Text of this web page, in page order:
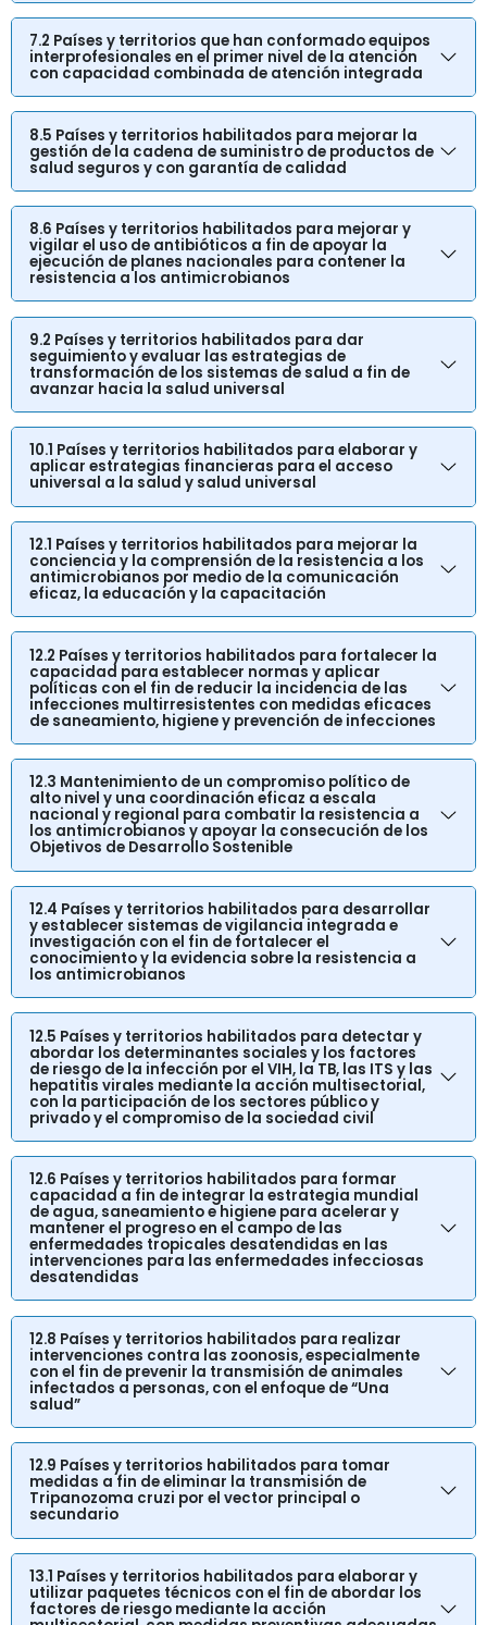
7.2 Países y territorios que han conformado equipos
interprofesionales en el primer nivel de la atención
con capacidad combinada de atención integrada
8.5 Países y territorios habilitados para mejorar la
gestión de la cadena de suministro de productos de
salud seguros y con garantía de calidad
8.6 Países y territorios habilitados para mejorar y
vigilar el uso de antibióticos a fin de apoyar la
ejecución de planes nacionales para contener la
resistencia a los antimicrobianos
9.2 Países y territorios habilitados para dar
seguimiento y evaluar las estrategias de
transformación de los sistemas de salud a fin de
avanzar hacia la salud universal
10.1 Países y territorios habilitados para elaborar y
aplicar estrategias financieras para el acceso
universal a la salud y salud universal
12.1 Países y territorios habilitados para mejorar la
conciencia y la comprensión de la resistencia a los
antimicrobianos por medio de la comunicación
eficaz, la educación y la capacitación
12.2 Países y territorios habilitados para fortalecer la
capacidad para establecer normas y aplicar
políticas con el fin de reducir la incidencia de las
infecciones multirresistentes con medidas eficaces
de saneamiento, higiene y prevención de infecciones
12.3 Mantenimiento de un compromiso político de
alto nivel y una coordinación eficaz a escala
nacional y regional para combatir la resistencia a
los antimicrobianos y apoyar la consecución de los
Objetivos de Desarrollo Sostenible
12.4 Países y territorios habilitados para desarrollar
y establecer sistemas de vigilancia integrada e
investigación con el fin de fortalecer el
conocimiento y la evidencia sobre la resistencia a
los antimicrobianos
12.5 Países y territorios habilitados para detectar y
abordar los determinantes sociales y los factores
de riesgo de la infección por el VIH, la TB, las ITS y las
hepatitis virales mediante la acción multisectorial,
con la participación de los sectores público y
privado y el compromiso de la sociedad civil
12.6 Países y territorios habilitados para formar
capacidad a fin de integrar la estrategia mundial
de agua, saneamiento e higiene para acelerar y
mantener el progreso en el campo de las
enfermedades tropicales desatendidas en las
intervenciones para las enfermedades infecciosas
desatendidas
12.8 Países y territorios habilitados para realizar
intervenciones contra las zoonosis, especialmente
con el fin de prevenir la transmisión de animales
infectados a personas, con el enfoque de “Una
salud”
12.9 Países y territorios habilitados para tomar
medidas a fin de eliminar la transmisión de
Tripanozoma cruzi por el vector principal o
secundario
13.1 Países y territorios habilitados para elaborar y
utilizar paquetes técnicos con el fin de abordar los
factores de riesgo mediante la acción